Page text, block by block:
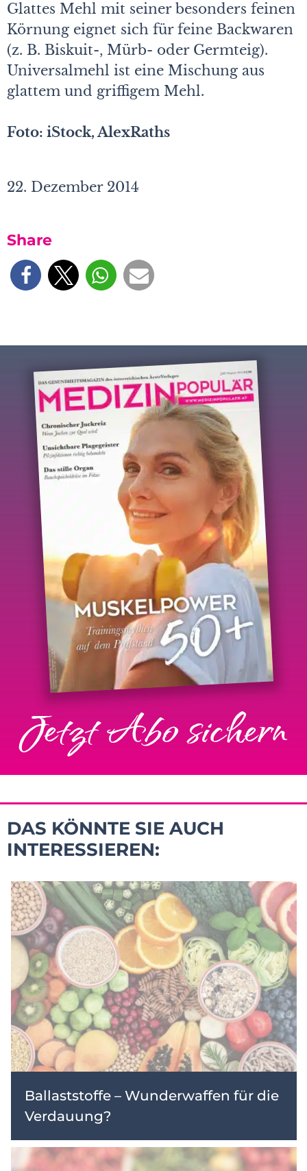
Glattes Mehl mit seiner besonders feinen
Körnung eignet sich für feine Backwaren
(z. B. Biskuit-, Mürb- oder Germteig).
Universalmehl ist eine Mischung aus
glattem und griffigem Mehl.
Foto: iStock, AlexRaths
22. Dezember 2014
Share
Jetzt Abo sichern
DAS KÖNNTE SIE AUCH
INTERESSIEREN:
Ballaststoffe – Wunderwaffen für die
Verdauung?